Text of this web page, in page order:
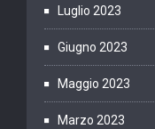
Luglio 2023
Giugno 2023
Maggio 2023
Marzo 2023